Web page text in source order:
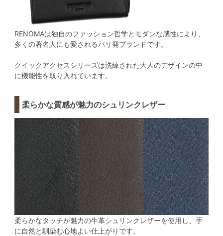
RENOMAは独自のファッション哲学とモダンな感性により、
多くの著名人にも愛されるパリ発ブランドです。
クイックアクセスシリーズは洗練された大人のデザインの中
に機能性を取り入れています。
柔らかな質感が魅力のシュリンクレザー
柔らかなタッチが魅力の牛革シュリンクレザーを使用し、手
に自然と馴染む心地よい仕上がりです。